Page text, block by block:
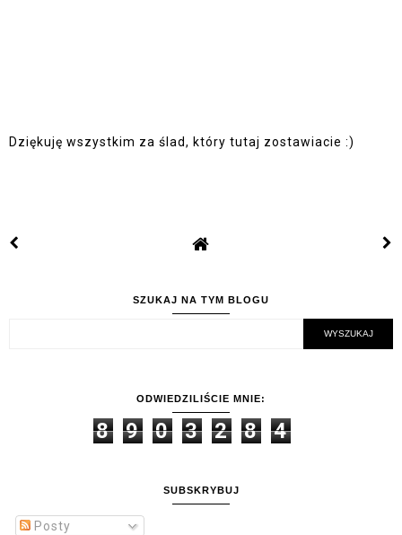
Dziękuję wszystkim za ślad, który tutaj zostawiacie :)
SZUKAJ NA TYM BLOGU
ODWIEDZILIŚCIE MNIE:
8 9 0 3 2 8 4
SUBSKRYBUJ
Posty